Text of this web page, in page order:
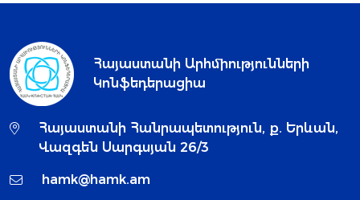
Հայաստանի Արհմիությունների
Կոնֆեդերացիա
Հայաստանի Հանրապետություն, ք. Երևան,
Վազգեն Սարգսյան 26/3
hamk@hamk.am